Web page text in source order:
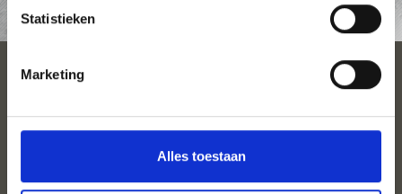
Statistieken
Marketing
Alles toestaan
SEIZOENEN
PLAN UW VAKANTIE